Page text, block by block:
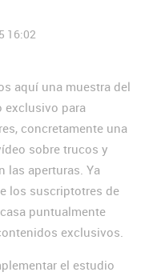
16:02
aquí una muestra del
exclusivo para
concretamente una
sobre trucos y
las aperturas. Ya
los suscriptotres de
puntualmente
exclusivos.
el estudio